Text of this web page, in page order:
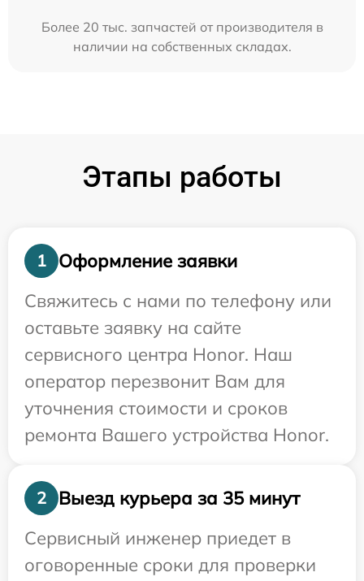
Более 20 тыс. запчастей от производителя в
наличии на собственных складах.
Этапы работы
1
Оформление заявки
Свяжитесь с нами по телефону или
оставьте заявку на сайте
сервисного центра Honor. Наш
оператор перезвонит Вам для
уточнения стоимости и сроков
ремонта Вашего устройства Honor.
2
Выезд курьера за 35 минут
Сервисный инженер приедет в
оговоренные сроки для проверки